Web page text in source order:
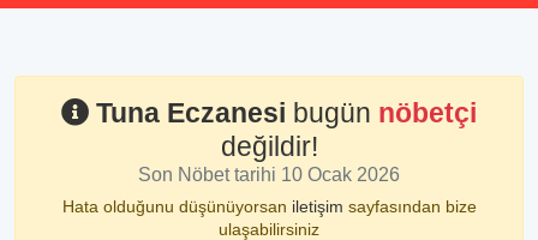
Tuna Eczanesi bugün nöbetçi
değildir!
Son Nöbet tarihi 10 Ocak 2026
Hata olduğunu düşünüyorsan iletişim sayfasından bize
ulaşabilirsiniz